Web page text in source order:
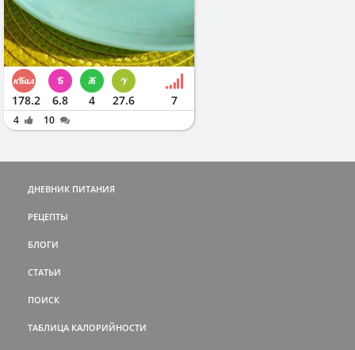
178.2 6.8 4 27.6 7
4 10
ДНЕВНИК ПИТАНИЯ
РЕЦЕПТЫ
БЛОГИ
СТАТЬИ
ПОИСК
ТАБЛИЦА КАЛОРИЙНОСТИ